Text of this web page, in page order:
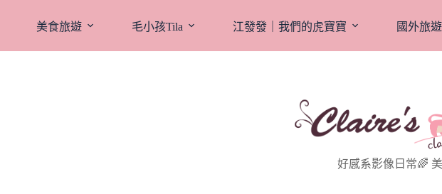
美食旅遊 毛小孩Tila 江發發｜我們的虎寶寶 國外旅遊
好感系影像日常🌈